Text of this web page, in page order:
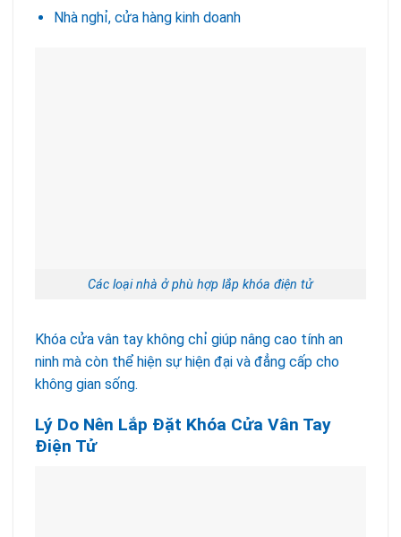
Nhà nghỉ, cửa hàng kinh doanh
Các loại nhà ở phù hợp lắp khóa điện tử
Khóa cửa vân tay không chỉ giúp nâng cao tính an
ninh mà còn thể hiện sự hiện đại và đẳng cấp cho
không gian sống.
Lý Do Nên Lắp Đặt Khóa Cửa Vân Tay
Điện Tử